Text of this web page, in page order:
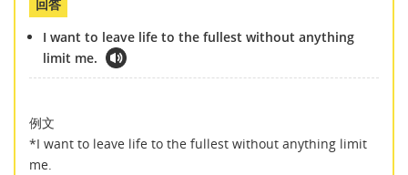
回答
I want to leave life to the fullest without anything
limit me.
例文
*I want to leave life to the fullest without anything limit
me.